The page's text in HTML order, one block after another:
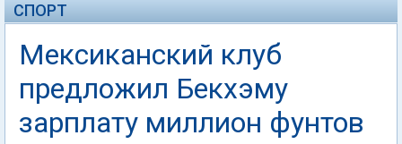
СПОРТ
Мексиканский клуб
предложил Бекхэму
зарплату миллион фунтов